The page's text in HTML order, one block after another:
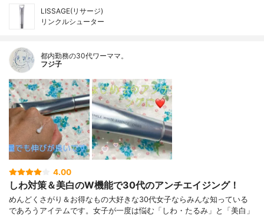
LISSAGE(リサージ)
リンクルシューター
都内勤務の30代ワーママ。
フジ子
4.00
しわ対策＆美白のW機能で30代のアンチエイジング！
めんどくさがり＆お得なもの大好きな30代女子ならみんな知っている
であろうアイテムです。女子が一度は悩む「しわ・たるみ」と「美白」